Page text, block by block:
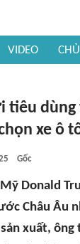
VIDEO
tiêu dùng
xe ô
Gốc
Donald
Châu Âu
xuất,